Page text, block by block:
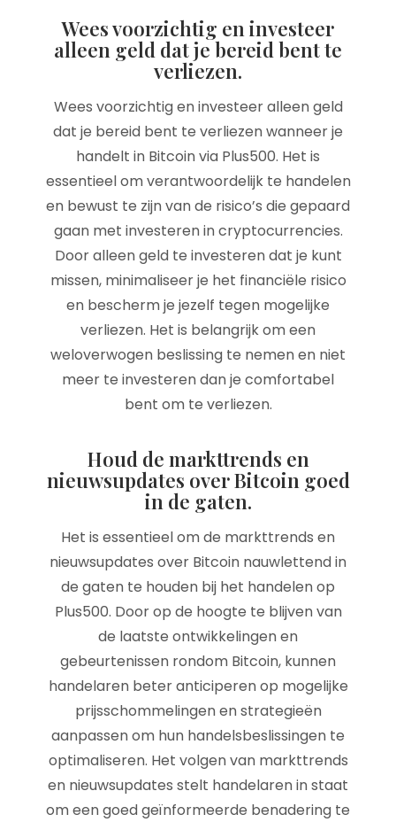
Wees voorzichtig en investeer
alleen geld dat je bereid bent te
verliezen.
Wees voorzichtig en investeer alleen geld
dat je bereid bent te verliezen wanneer je
handelt in Bitcoin via Plus500. Het is
essentieel om verantwoordelijk te handelen
en bewust te zijn van de risico’s die gepaard
gaan met investeren in cryptocurrencies.
Door alleen geld te investeren dat je kunt
missen, minimaliseer je het financiële risico
en bescherm je jezelf tegen mogelijke
verliezen. Het is belangrijk om een
weloverwogen beslissing te nemen en niet
meer te investeren dan je comfortabel
bent om te verliezen.
Houd de markttrends en
nieuwsupdates over Bitcoin goed
in de gaten.
Het is essentieel om de markttrends en
nieuwsupdates over Bitcoin nauwlettend in
de gaten te houden bij het handelen op
Plus500. Door op de hoogte te blijven van
de laatste ontwikkelingen en
gebeurtenissen rondom Bitcoin, kunnen
handelaren beter anticiperen op mogelijke
prijsschommelingen en strategieën
aanpassen om hun handelsbeslissingen te
optimaliseren. Het volgen van markttrends
en nieuwsupdates stelt handelaren in staat
om een goed geïnformeerde benadering te